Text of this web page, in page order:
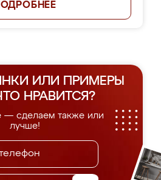
ИЛИ ПРИМЕРЫ
НРАВИТСЯ?
— сделаем также или
лучше!